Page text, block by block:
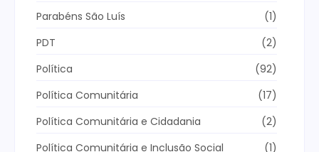
Parabéns São Luís
(1)
PDT
(2)
Política
(92)
Política Comunitária
(17)
Política Comunitária e Cidadania
(2)
Política Comunitária e Inclusão Social
(1)